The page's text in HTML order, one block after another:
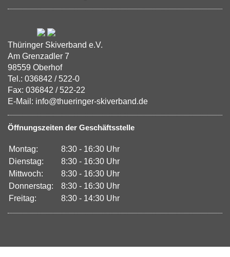
Thüringer Skiverband e.V.
Am Grenzadler 7
98559 Oberhof
Tel.: 036842 / 522-0
Fax: 036842 / 522-22
E-Mail: info@thueringer-skiverband.de
Öffnungszeiten der Geschäftsstelle
Montag:
8:30 - 16:30 Uhr
Dienstag:
8:30 - 16:30 Uhr
Mittwoch:
8:30 - 16:30 Uhr
Donnerstag:
8:30 - 16:30 Uhr
Freitag:
8:30 - 14:30 Uhr